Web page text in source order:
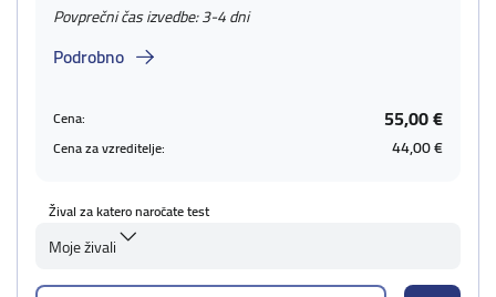
Povprečni čas izvedbe: 3-4 dni
Podrobno
Cena: 55,00 €
Cena za vzreditelje: 44,00 €
Žival za katero naročate test
Moje živali